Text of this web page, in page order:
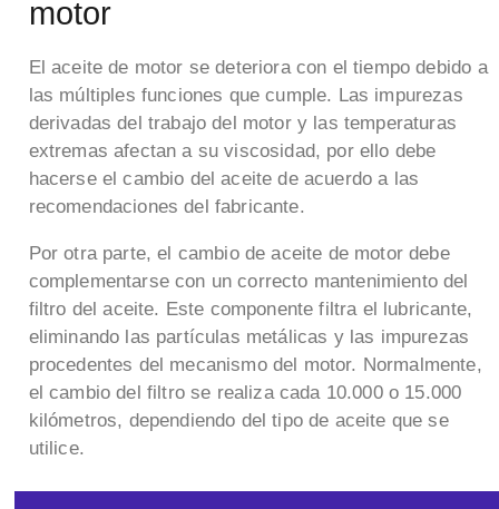
motor
El aceite de motor se deteriora con el tiempo debido a
las múltiples funciones que cumple. Las impurezas
derivadas del trabajo del motor y las temperaturas
extremas afectan a su viscosidad, por ello debe
hacerse el cambio del aceite de acuerdo a las
recomendaciones del fabricante.
Por otra parte, el cambio de aceite de motor debe
complementarse con un correcto mantenimiento del
filtro del aceite. Este componente filtra el lubricante,
eliminando las partículas metálicas y las impurezas
procedentes del mecanismo del motor. Normalmente,
el cambio del filtro se realiza cada 10.000 o 15.000
kilómetros, dependiendo del tipo de aceite que se
utilice.